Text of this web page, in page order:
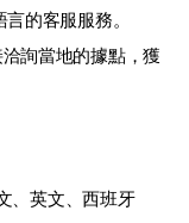
的客服服務。
詢當地的據點，獲
、英文、西班牙